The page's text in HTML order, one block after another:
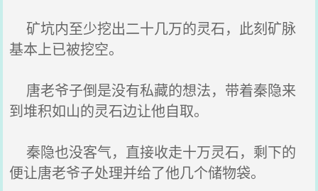
矿坑内至少挖出二十几万的灵石，此刻矿脉
基本上已被挖空。
唐老爷子倒是没有私藏的想法，带着秦隐来
到堆积如山的灵石边让他自取。
秦隐也没客气，直接收走十万灵石，剩下的
便让唐老爷子处理并给了他几个储物袋。